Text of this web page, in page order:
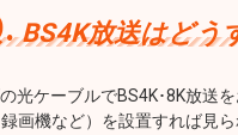
BS4K放送はどう
光ケーブルでBS4K･8K放送
画機など）を設置すれば見ら